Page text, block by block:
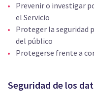
Prevenir o investigar
el Servicio
Proteger la seguridad
del público
Protegerse frente a
Seguridad de los